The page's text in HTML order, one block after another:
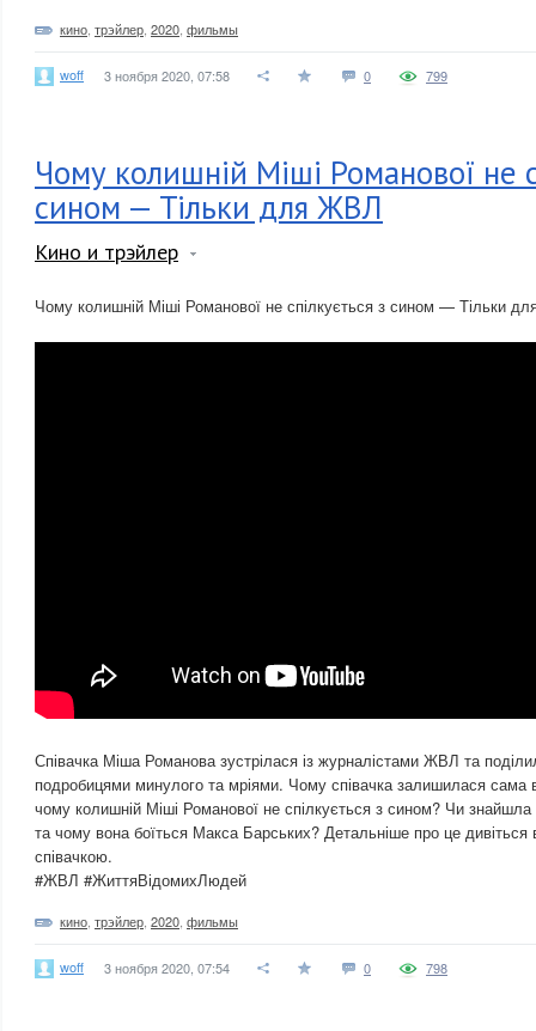
кино трэйлер 2020 фильмы
woff 3 ноября 2020, 07:58 0 799
Чому колишній Міші Романової не
сином — Тільки для ЖВЛ
Кино и трэйлер
Чому колишній Міші Романової не спілкується з сином — Тільки
Співачка Міша Романова зустрілася із журналістами ЖВЛ та
подробицями минулого та мріями. Чому співачка залишилася сама
чому колишній Міші Романової не спілкується з сином? Чи знайшла
та чому вона боїться Макса Барських? Детальніше про це дивіться
співачкою.
#ЖВЛ #ЖиттяВідомихЛюдей
кино трэйлер 2020 фильмы
woff 3 ноября 2020, 07:54 0 798